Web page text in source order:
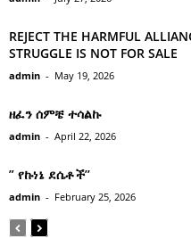
REJECT THE HARMFUL
STRUGGLE IS NOT FOR SALE
admin - May 19, 2026
ዘፈን ሰምቼ ተሳልኩ
admin - April 22, 2026
” የኩነኔ ደሴቶች’’
admin - February 25, 2026